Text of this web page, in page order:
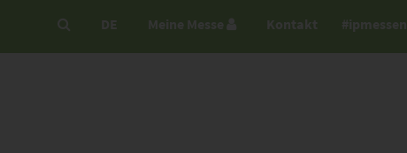
#ipmessen
DE Meine Messe Kontakt